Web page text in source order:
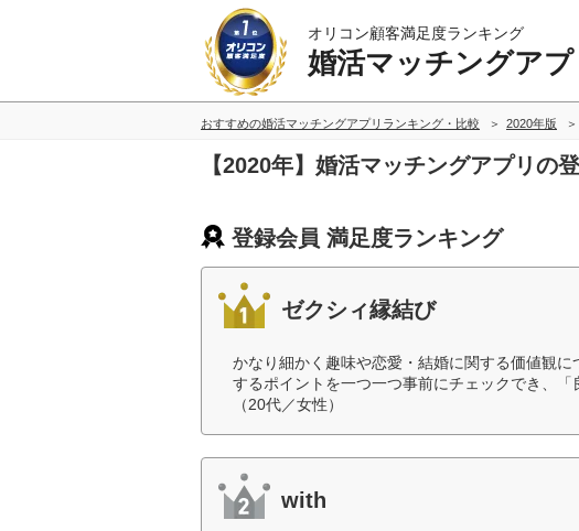
オリコン顧客満足度ランキング
婚活マッチングアプ
おすすめの婚活マッチングアプリランキング・比較 2020年版
【2020年】婚活マッチングアプリの
登録会員 満足度ランキング
ゼクシィ縁結び
かなり細かく趣味や恋愛・結婚に関する価値観
するポイントを一つ一つ事前にチェックでき、「
（20代／女性）
with